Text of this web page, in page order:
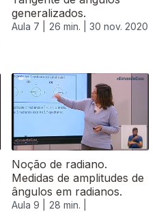
generalizados.
Aula 7 | 26 min. | 30 nov. 2020
Noção de radiano.
Medidas de amplitudes de
ângulos em radianos.
Aula 9 |
28 min. |